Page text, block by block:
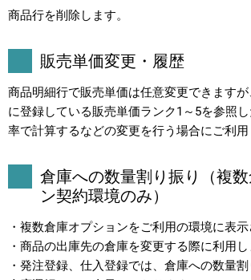
商品行を削除します。
販売単価変更・履歴
商品明細行で販売単価は任意変更できます
に登録している販売単価ランク1～5を参照
率で計算するなどの変更を行う場合にご利用
倉庫への数量割り振り（複
ン契約環境のみ）
・複数倉庫オプションをご利用の環境に表示
・商品の出庫先の倉庫を変更する際に利用し
・発注登録、仕入登録では、倉庫への数量割